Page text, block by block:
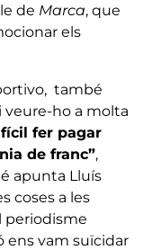
de Marca, que
els
també
veure-ho a molta
fer pagar
de franc”,
apunta Lluís
coses a les
periodisme
ens vam suïcidar